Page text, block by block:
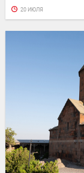
20 ИЮЛЯ